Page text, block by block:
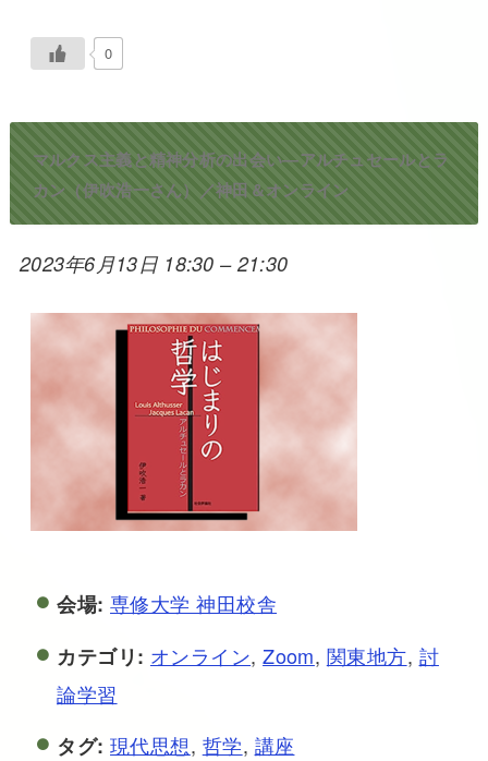
0
マルクス主義と精神分析の出会い―アルチュセールとラ
カン（伊吹浩一さん）／神田＆オンライン
2023年6月13日 18:30 – 21:30
会場: 専修大学 神田校舎
カテゴリ: オンライン,Zoom, 関東地方, 討
論学習
タグ: 現代思想, 哲学, 講座